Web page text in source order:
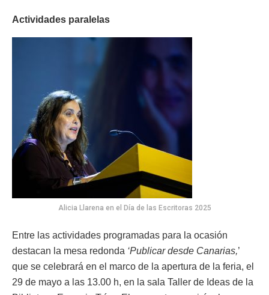
Actividades paralelas
Alicia Llarena en el Día de las Escritoras 2025
Entre las actividades programadas para la ocasión
destacan la mesa redonda ‘Publicar desde Canarias,’
que se celebrará en el marco de la apertura de la feria, el
29 de mayo a las 13.00 h, en la sala Taller de Ideas de la